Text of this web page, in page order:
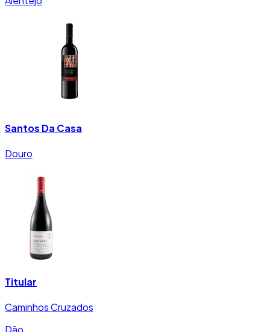
Santos Da Casa
Douro
Titular
Caminhos Cruzados
Dão